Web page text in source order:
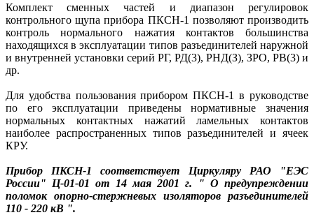
Комплект сменных частей и диапазон регулировок
контрольного щупа прибора ПКСН-1 позволяют производить
контроль нормального нажатия контактов большинства
находящихся в эксплуатации типов разъединителей наружной
и внутренней установки серий РГ, РД(3), РНД(З), ЗРО, РВ(3) и
др.
Для удобства пользования прибором ПКСН-1 в руководстве
по его эксплуатации приведены нормативные значения
нормальных контактных нажатий ламельных контактов
наиболее распространенных типов разъединителей и ячеек
КРУ.
Прибор ПКСН-1 соответствует Циркуляру РАО "ЕЭС
России" Ц-01-01 от 14 мая 2001 г. " О предупреждении
поломок опорно-стержневых изоляторов разъединителей
110 - 220 кВ ".